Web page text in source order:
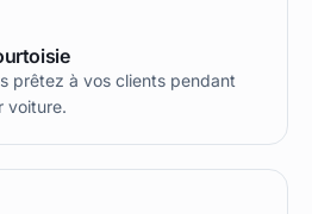
prêtez à vos clients pendant
voiture.